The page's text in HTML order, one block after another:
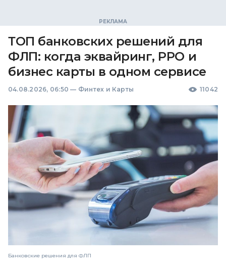
ТОП банковских решений для
ФЛП: когда эквайринг, РРО и
бизнес карты в одном сервисе
04.08.2026, 06:50 — Финтех и Карты 11042
Банковские решения для ФЛП